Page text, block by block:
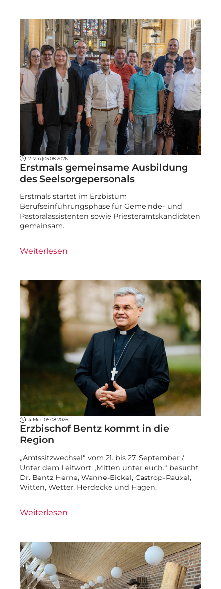
2 Min. |05.08.2026
Erstmals gemeinsame Ausbildung
des Seelsorgepersonals
Erstmals startet im Erzbistum
Berufseinführungsphase für Gemeinde- und
Pastoralassistenten sowie Priesteramtskandidaten
gemeinsam.
Weiterlesen
4 Min.| 05.08.2026
Erzbischof Bentz kommt in die
Region
„Amtssitzwechsel“ vom 21. bis 27. September /
Unter dem Leitwort „Mitten unter euch.“ besucht
Dr. Bentz Herne, Wanne-Eickel, Castrop-Rauxel,
Witten, Wetter, Herdecke und Hagen.
Weiterlesen